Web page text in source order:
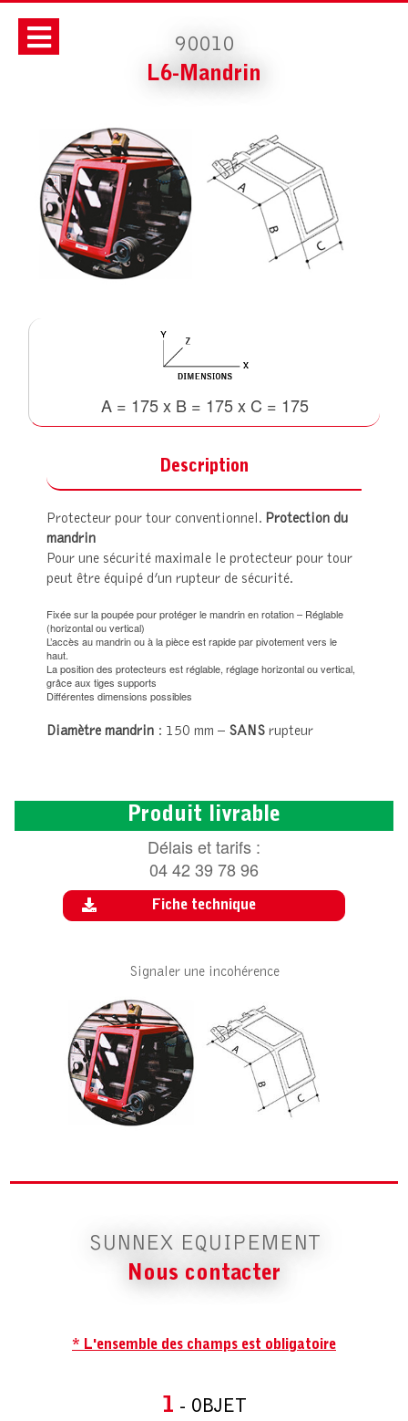
90010
L6-Mandrin
A = 175 x B = 175 x C = 175
Description
Protecteur pour tour conventionnel. Protection du
mandrin
Pour une sécurité maximale le protecteur pour tour
peut être équipé d’un rupteur de sécurité.
Fixée sur la poupée pour protéger le mandrin en rotation – Réglable
(horizontal ou vertical)
L’accès au mandrin ou à la pièce est rapide par pivotement vers le
haut.
La position des protecteurs est réglable, réglage horizontal ou vertical,
grâce aux tiges supports
Différentes dimensions possibles
Diamètre mandrin : 150 mm – SANSrupteur
Produit livrable
Délais et tarifs :
04 42 39 78 96
Fiche technique
Signaler une incohérence
SUNNEX EQUIPEMENT
Nous contacter
* L'ensemble des champs est obligatoire
1 - OBJET